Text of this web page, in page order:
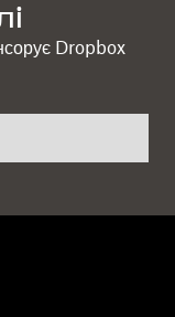
Dropbox